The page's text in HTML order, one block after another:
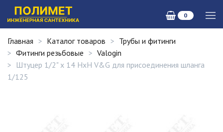
0
Главная Каталог товаров
Трубы и фитинги
Фитинги резьбовые
Valogin
Штуцер 1/2" x 14 НxH V&G для присоединения шланга
1/125